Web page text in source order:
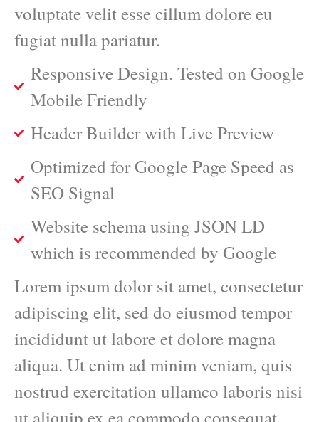
voluptate velit esse cillum dolore eu
fugiat nulla pariatur.
Responsive Design. Tested on Google
Mobile Friendly
Header Builder with Live Preview
Optimized for Google Page Speed as
SEO Signal
Website schema using JSON LD
which is recommended by Google
Lorem ipsum dolor sit amet, consectetur
adipiscing elit, sed do eiusmod tempor
incididunt ut labore et dolore magna
aliqua. Ut enim ad minim veniam, quis
nostrud exercitation ullamco laboris nisi